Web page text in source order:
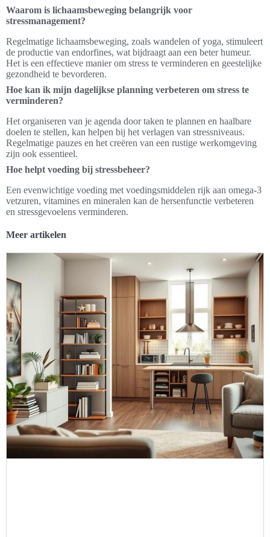
Waarom is lichaamsbeweging belangrijk voor
stressmanagement?
Regelmatige lichaamsbeweging, zoals wandelen of yoga, stimuleert
de productie van endorfines, wat bijdraagt aan een beter humeur.
Het is een effectieve manier om stress te verminderen en geestelijke
gezondheid te bevorderen.
Hoe kan ik mijn dagelijkse planning verbeteren om stress te
verminderen?
Het organiseren van je agenda door taken te plannen en haalbare
doelen te stellen, kan helpen bij het verlagen van stressniveaus.
Regelmatige pauzes en het creëren van een rustige werkomgeving
zijn ook essentieel.
Hoe helpt voeding bij stressbeheer?
Een evenwichtige voeding met voedingsmiddelen rijk aan omega-3
vetzuren, vitamines en mineralen kan de hersenfunctie verbeteren
en stressgevoelens verminderen.
Meer artikelen